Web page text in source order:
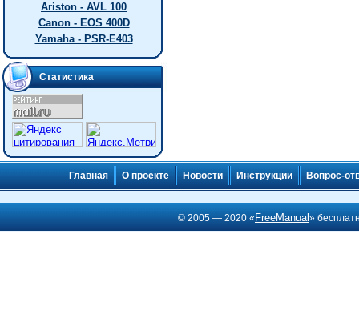
Ariston - AVL 100
Canon - EOS 400D
Yamaha - PSR-E403
Статистика
Главная О проекте Новости Инструкции Вопрос-
© 2005 — 2020 « FreeManual»